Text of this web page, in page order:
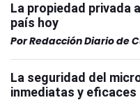
La propiedad privada
país hoy
PorRedacción Diario de
La seguridad del
inmediatas y eficaces